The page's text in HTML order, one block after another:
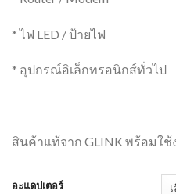
* ไฟ LED / ป้ายไฟ
* อุปกรณ์อิเล็กทรอนิกส์ทั่วไป
สินค้าแท้จาก GLINK พร้อมใช้
อะแดปเตอร์